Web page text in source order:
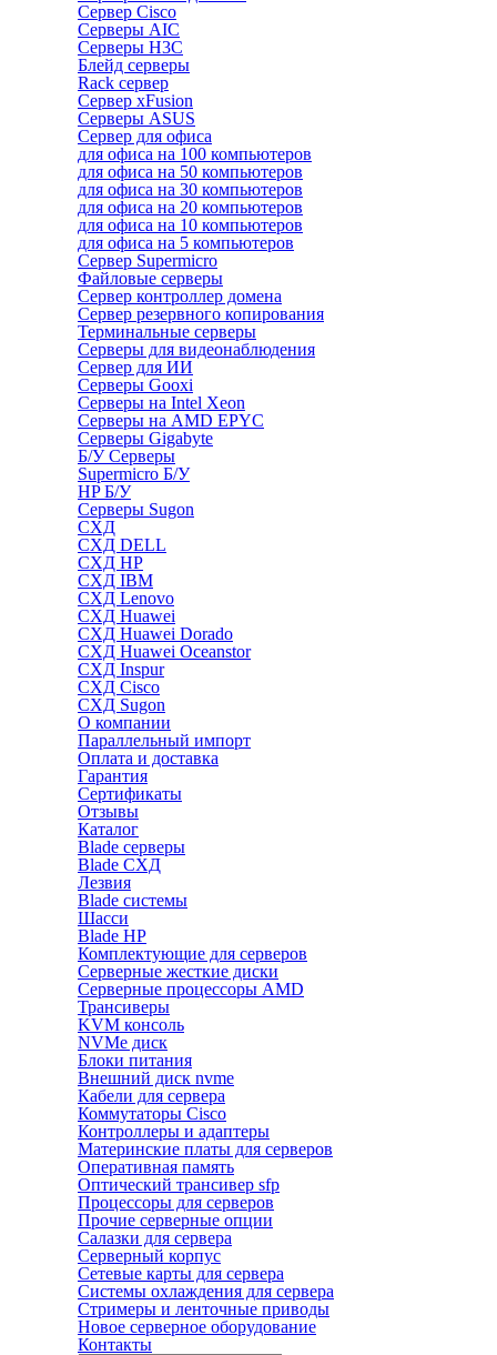
Сервер Cisco
Серверы AIC
Серверы H3C
Блейд серверы
Rack сервер
Сервер xFusion
Серверы ASUS
Сервер для офиса
для офиса на 100 компьютеров
для офиса на 50 компьютеров
для офиса на 30 компьютеров
для офиса на 20 компьютеров
для офиса на 10 компьютеров
для офиса на 5 компьютеров
Сервер Supermicro
Файловые серверы
Сервер контроллер домена
Сервер резервного копирования
Терминальные серверы
Серверы для видеонаблюдения
Сервер для ИИ
Серверы Gooxi
Серверы на Intel Xeon
Серверы на AMD EPYC
Серверы Gigabyte
Б/У Серверы
Supermicro Б/У
HP Б/У
Серверы Sugon
СХД
СХД DELL
СХД HP
СХД IBM
СХД Lenovo
СХД Huawei
СХД Huawei Dorado
СХД Huawei Oceanstor
СХД Inspur
СХД Cisco
СХД Sugon
О компании
Параллельный импорт
Оплата и доставка
Гарантия
Сертификаты
Отзывы
Каталог
Blade серверы
Blade СХД
Лезвия
Blade системы
Шасси
Blade HP
Комплектующие для серверов
Серверные жесткие диски
Серверные процессоры AMD
Трансиверы
KVM консоль
NVMe диск
Блоки питания
Внешний диск nvme
Кабели для сервера
Коммутаторы Cisco
Контроллеры и адаптеры
Материнские платы для серверов
Оперативная память
Оптический трансивер sfp
Процессоры для серверов
Прочие серверные опции
Салазки для сервера
Серверный корпус
Сетевые карты для сервера
Системы охлаждения для сервера
Стримеры и ленточные приводы
Новое серверное оборудование
Контакты